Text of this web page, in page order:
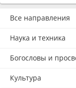
Все направления
Наука и техника
Богословы и
Культура